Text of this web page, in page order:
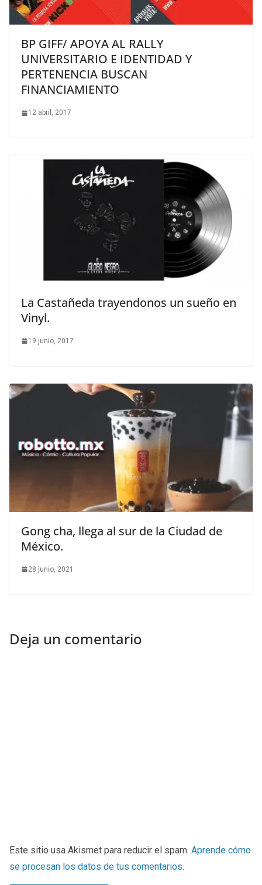
BP GIFF/ APOYA AL RALLY
UNIVERSITARIO E IDENTIDAD Y
PERTENENCIA BUSCAN
FINANCIAMIENTO
12 abril, 2017
La Castañeda trayendonos un sueño en
Vinyl.
19 junio, 2017
Gong cha, llega al sur de la Ciudad de
México.
28 junio, 2021
Deja un comentario
Este sitio usa Akismet para reducir el spam. Aprende cómo
se procesan los datos de tus comentarios.